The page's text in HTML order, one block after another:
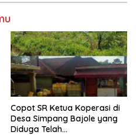
Copot SR Ketua Koperasi di
Desa Simpang Bajole yang
Diduga Telah